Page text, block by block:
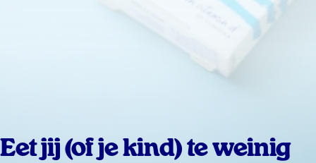
Eet jij (of je kind) te weinig